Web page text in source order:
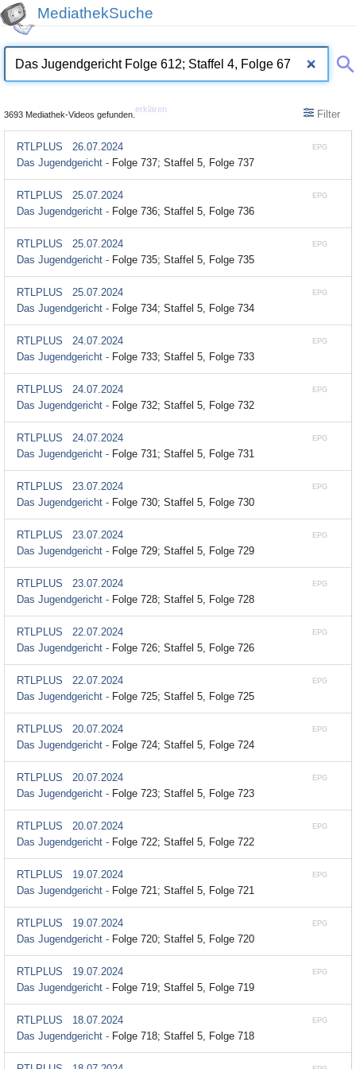
MediathekSuche
3693 Mediathek-Videos gefunden.
erklären Filter
EPG
RTLPLUS
26.07.2024
Das Jugendgericht - Folge 737; Staffel 5, Folge 737
EPG
RTLPLUS
25.07.2024
Das Jugendgericht - Folge 736; Staffel 5, Folge 736
EPG
RTLPLUS
25.07.2024
Das Jugendgericht - Folge 735; Staffel 5, Folge 735
EPG
RTLPLUS
25.07.2024
Das Jugendgericht - Folge 734; Staffel 5, Folge 734
EPG
RTLPLUS
24.07.2024
Das Jugendgericht - Folge 733; Staffel 5, Folge 733
EPG
RTLPLUS
24.07.2024
Das Jugendgericht - Folge 732; Staffel 5, Folge 732
EPG
RTLPLUS
24.07.2024
Das Jugendgericht - Folge 731; Staffel 5, Folge 731
EPG
RTLPLUS
23.07.2024
Das Jugendgericht - Folge 730; Staffel 5, Folge 730
EPG
RTLPLUS
23.07.2024
Das Jugendgericht - Folge 729; Staffel 5, Folge 729
EPG
RTLPLUS
23.07.2024
Das Jugendgericht - Folge 728; Staffel 5, Folge 728
EPG
RTLPLUS
22.07.2024
Das Jugendgericht - Folge 726; Staffel 5, Folge 726
EPG
RTLPLUS
22.07.2024
Das Jugendgericht - Folge 725; Staffel 5, Folge 725
EPG
RTLPLUS
20.07.2024
Das Jugendgericht - Folge 724; Staffel 5, Folge 724
EPG
RTLPLUS
20.07.2024
Das Jugendgericht - Folge 723; Staffel 5, Folge 723
EPG
RTLPLUS
20.07.2024
Das Jugendgericht - Folge 722; Staffel 5, Folge 722
EPG
RTLPLUS
19.07.2024
Das Jugendgericht - Folge 721; Staffel 5, Folge 721
EPG
RTLPLUS
19.07.2024
Das Jugendgericht - Folge 720; Staffel 5, Folge 720
EPG
RTLPLUS
19.07.2024
Das Jugendgericht - Folge 719; Staffel 5, Folge 719
EPG
RTLPLUS
18.07.2024
Das Jugendgericht - Folge 718; Staffel 5, Folge 718